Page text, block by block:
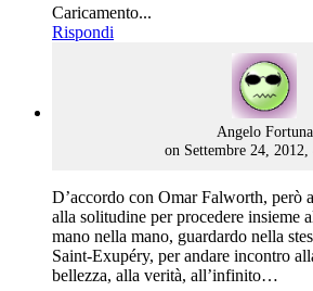
Caricamento...
Rispondi
Angelo Fortuna
on Settembre 24, 2012,
D’accordo con Omar Falworth, però
alla solitudine per procedere insieme
mano nella mano, guardardo nella
Saint-Exupéry, per andare incontro
bellezza, alla verità, all’infinito…